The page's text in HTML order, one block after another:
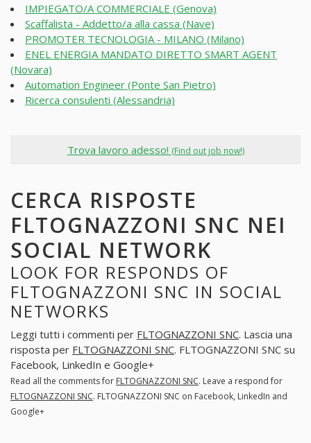
IMPIEGATO/A COMMERCIALE (Genova)
Scaffalista - Addetto/a alla cassa (Nave)
PROMOTER TECNOLOGIA - MILANO (Milano)
ENEL ENERGIA MANDATO DIRETTO SMART AGENT
(Novara)
Automation Engineer (Ponte San Pietro)
Ricerca consulenti (Alessandria)
Trova lavoro adesso! (Find out job now!)
CERCA RISPOSTE
FLTOGNAZZONI SNC NEI
SOCIAL NETWORK
LOOK FOR RESPONDS OF
FLTOGNAZZONI SNC IN SOCIAL
NETWORKS
Leggi tutti i commenti per FLTOGNAZZONI SNC. Lascia una
risposta per FLTOGNAZZONI SNC. FLTOGNAZZONI SNC su
Facebook, LinkedIn e Google+
Read all the comments for FLTOGNAZZONI SNC. Leave a respond for
FLTOGNAZZONI SNC. FLTOGNAZZONI SNC on Facebook, LinkedIn and
Google+